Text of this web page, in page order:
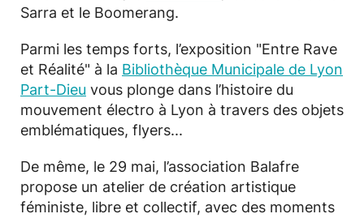
Sarra et le Boomerang.
Parmi les temps forts, l’exposition "Entre Rave
et Réalité" à la Bibliothèque Municipale de Lyon
Part-Dieu vous plonge dans l’histoire du
mouvement électro à Lyon à travers des objets
emblématiques, flyers...
De même, le 29 mai, l’association Balafre
propose un atelier de création artistique
féministe, libre et collectif, avec des moments